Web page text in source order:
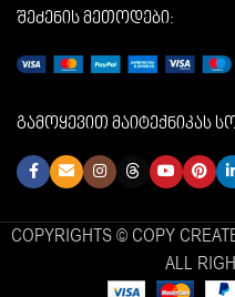
შეძენის მეთოდები:
გამოყევით მაიტექნიკას
COPYRIGHTS © COPY
ALL